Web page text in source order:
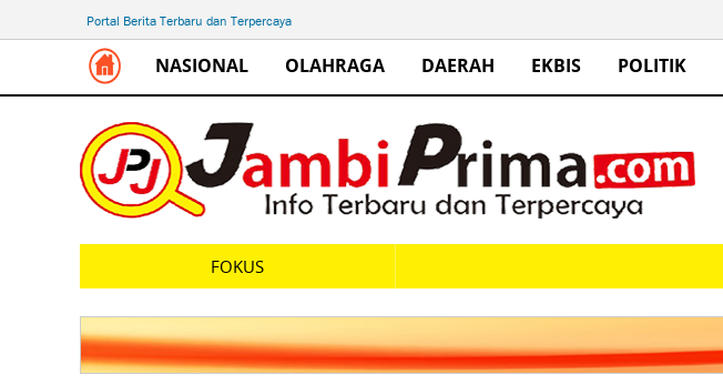
Portal Berita Terbaru dan Terpercaya
NASIONAL OLAHRAGA DAERAH EKBIS POLITIK
FOKUS